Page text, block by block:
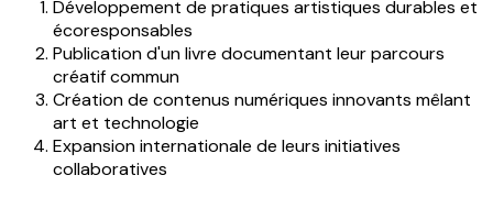
Développement de pratiques artistiques durables et
écoresponsables
Publication d'un livre documentant leur parcours
créatif commun
Création de contenus numériques innovants mêlant
art et technologie
Expansion internationale de leurs initiatives
collaboratives